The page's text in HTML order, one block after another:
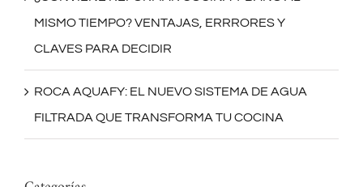
MISMO TIEMPO? VENTAJAS, ERRRORES Y
CLAVES PARA DECIDIR
ROCA AQUAFY: EL NUEVO SISTEMA DE AGUA
FILTRADA QUE TRANSFORMA TU COCINA